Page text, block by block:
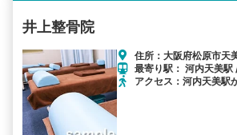
井上整骨院
住所：大阪府松原市天
最寄り駅： 河内天美
アクセス：河内天美駅